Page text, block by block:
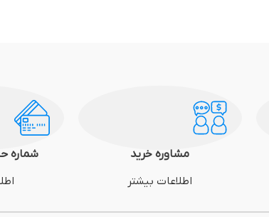
مشاوره خرید
اطلاعات بیشتر
شماره